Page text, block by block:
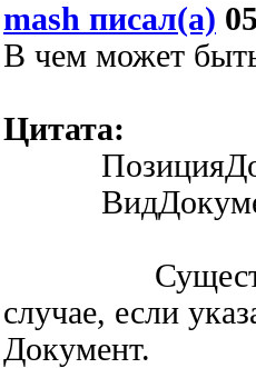
mash писал(а)
В чем может
Цитата:
случае, если
Документ.